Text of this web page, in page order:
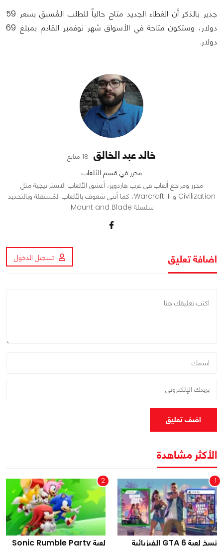
جدير بالذكر أن الغطاء الجديد متاح حالياً للطلب المُسبق بسعر 59
دولار، وستكون متاحة في الأسواق شهر نوفمبر القادم بمبلغ 69
دولار.
خالد عبد الخالق 18 متابع
محرر في قسم الألعاب
محرر ومراجع ألعاب في عرب هاردوير، أعشق الألعاب الاستراتيجية مثل
Civilization و Warcraft III، كما أنني شغوف بالألعاب المُستقلة وبالتحديد
سلسلة Mount and Blade.
اضافة تعليق تسجيل الدخول
اضف تعليق
الأكثر مشاهدة
1
نسخ لعبة GTA 6 الفيزيائية
2
لعبة Sonic Rumble Party